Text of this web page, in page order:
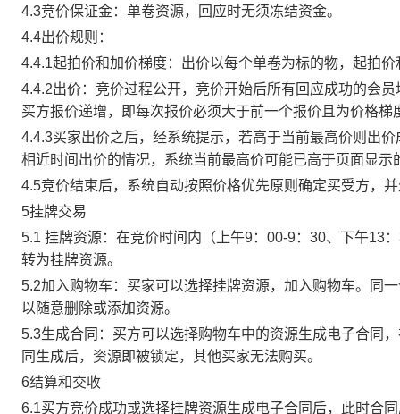
4.3竞价保证金：单卷资源，回应时无须冻结资金。
4.4出价规则：
4.4.1起拍价和加价梯度：出价以每个单卷为标的物，起拍
4.4.2出价：竞价过程公开，竞价开始后所有回应成功的会
买方报价递增，即每次报价必须大于前一个报价且为价格
4.4.3买家出价之后，经系统提示，若高于当前最高价则出
相近时间出价的情况，系统当前最高价可能已高于页面显示
4.5竞价结束后，系统自动按照价格优先原则确定买受方，
5挂牌交易
5.1 挂牌资源：在竞价时间内（上午9：00-9：30、下午13
转为挂牌资源。
5.2加入购物车：买家可以选择挂牌资源，加入购物车。同
以随意删除或添加资源。
5.3生成合同：买方可以选择购物车中的资源生成电子合同
同生成后，资源即被锁定，其他买家无法购买。
6结算和交收
6.1买方竞价成功或选择挂牌资源生成电子合同后，此时合